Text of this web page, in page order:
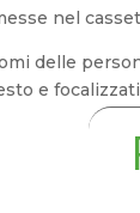
nel
delle
e